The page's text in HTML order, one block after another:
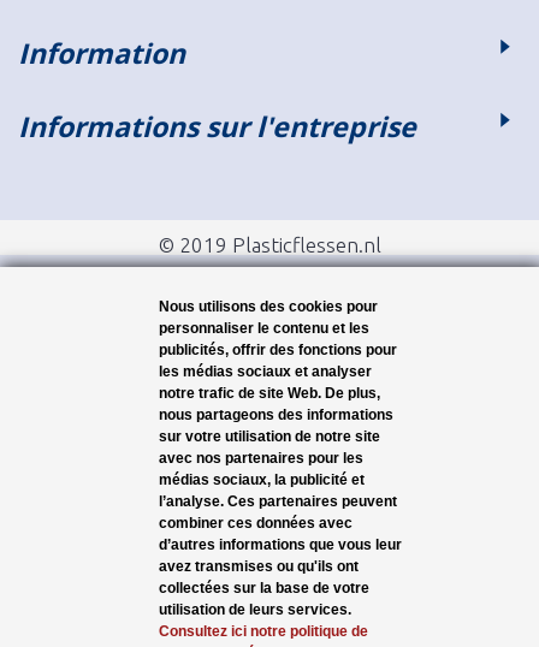
Information
Informations sur l'entreprise
© 2019 Plasticflessen.nl
Nous utilisons des cookies pour
personnaliser le contenu et les
publicités, offrir des fonctions pour
les médias sociaux et analyser
notre trafic de site Web. De plus,
nous partageons des informations
sur votre utilisation de notre site
avec nos partenaires pour les
médias sociaux, la publicité et
l’analyse. Ces partenaires peuvent
combiner ces données avec
d’autres informations que vous leur
avez transmises ou qu'ils ont
collectées sur la base de votre
utilisation de leurs services.
Consultez ici notre politique de